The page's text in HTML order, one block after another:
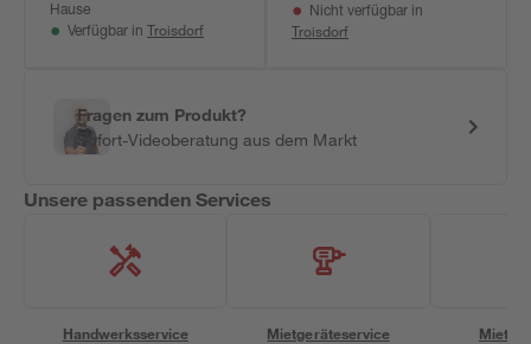
Hause
Verfügbar in Troisdorf
Nicht verfügbar in
Troisdorf
Fragen zum Produkt?
Sofort-Videoberatung aus dem Markt
Unsere passenden Services
Handwerksservice Mietgeräteservice